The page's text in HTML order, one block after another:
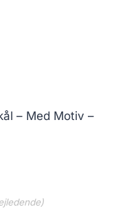
– Med Motiv –